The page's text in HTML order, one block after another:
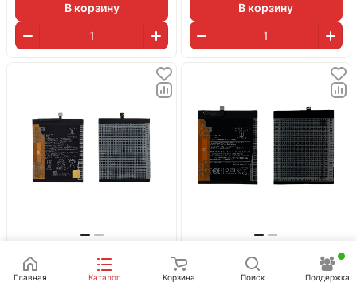
В корзину В корзину
Нет в наличии Нет в наличии
Главная Каталог Корзина Поиск Поддержка